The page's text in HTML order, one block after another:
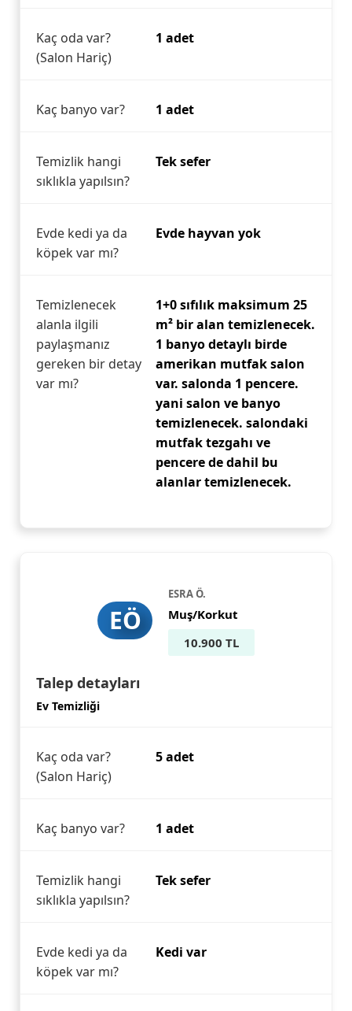
Kaç oda var?
(Salon Hariç)
1 adet
Kaç banyo var? 1 adet
Temizlik hangi
sıklıkla yapılsın?
Tek sefer
Evde kedi ya da
köpek var mı?
Evde hayvan yok
Temizlenecek
alanla ilgili
paylaşmanız
gereken bir detay
var mı?
1+0 sıfılık maksimum 25
m² bir alan temizlenecek.
1 banyo detaylı birde
amerikan mutfak salon
var. salonda 1 pencere.
yani salon ve banyo
temizlenecek. salondaki
mutfak tezgahı ve
pencere de dahil bu
alanlar temizlenecek.
EÖ
ESRA Ö.
Muş/Korkut
10.900 TL
Talep detayları
Ev Temizliği
Kaç oda var?
(Salon Hariç)
5 adet
Kaç banyo var? 1 adet
Temizlik hangi
sıklıkla yapılsın?
Tek sefer
Evde kedi ya da
köpek var mı?
Kedi var